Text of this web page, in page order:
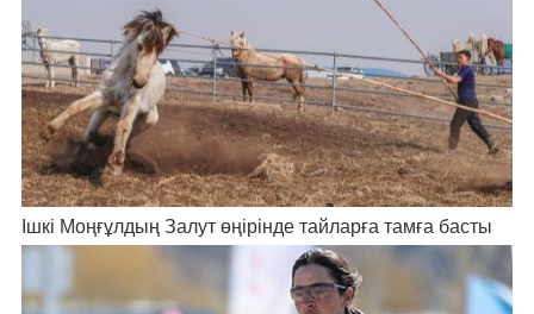
Ішкі Моңғұлдың Залут өңірінде тайларға тамға басты